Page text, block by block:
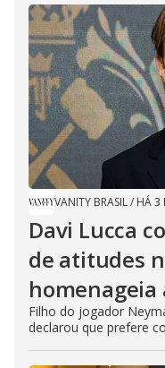
VANITY BRASIL/ HÁ 3
Davi Lucca
de atitudes
homenageia
Filho do jogador
declarou que prefere